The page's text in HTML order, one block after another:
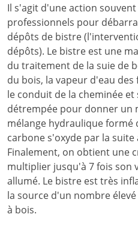
Il s'agit d'une action
professionnels pour
dépôts de bistre
dépôts). Le bistre est une
du traitement de la suie de
du bois, la vapeur d'eau
le conduit de la cheminée et
détrempée pour donner un
mélange hydraulique formé
carbone s'oxyde par la
Finalement, on obtient une
multiplier jusqu'à 7 fois son
allumé. Le bistre est très
la source d'un nombre
à bois.